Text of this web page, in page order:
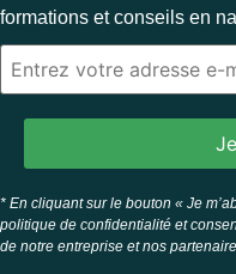
formations et conseils en
* En cliquant sur le bouton « Je
politique de confidentialité et
de notre entreprise et nos